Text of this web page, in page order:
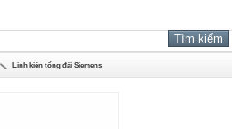
Linh kiện tổng đài Siemens